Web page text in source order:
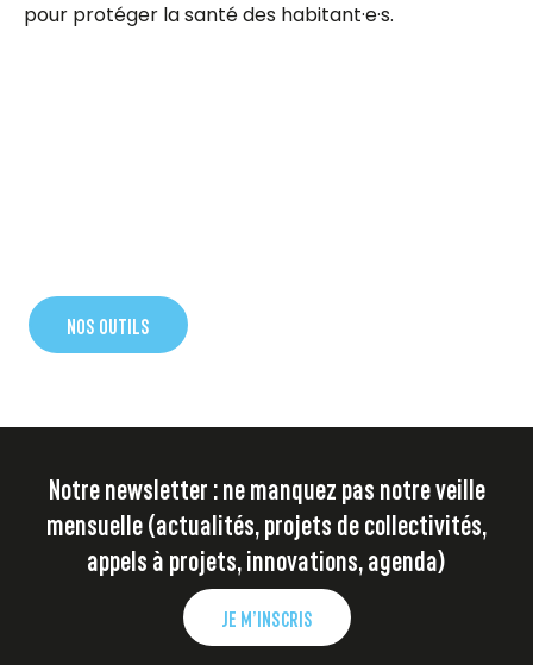
pour protéger la santé des habitant·e·s.
NOS OUTILS
Notre newsletter : ne manquez pas notre veille
mensuelle (actualités, projets de collectivités,
appels à projets, innovations, agenda)
JE M’INSCRIS